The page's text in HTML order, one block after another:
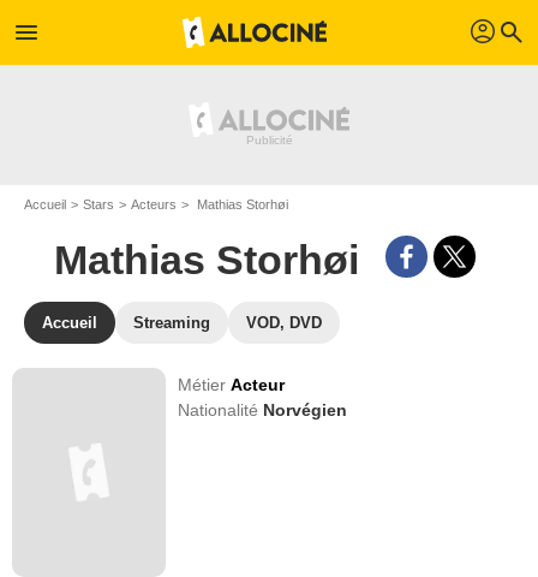
menu profil search
Accueil Stars Acteurs Mathias Storhøi
Mathias Storhøi
Accueil Streaming VOD, DVD
MétierActeur
Nationalité Norvégien